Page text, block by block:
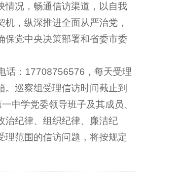
情况，畅通信访渠道，以自我
，纵深推进全面从严治党，
保党中央决策部署和省委市委
话：17708756576，每天受理
巡察组受理信访时间截止到
中学党委领导班子及其成员、
治纪律、组织纪律、廉洁纪
理范围的信访问题，将按规定